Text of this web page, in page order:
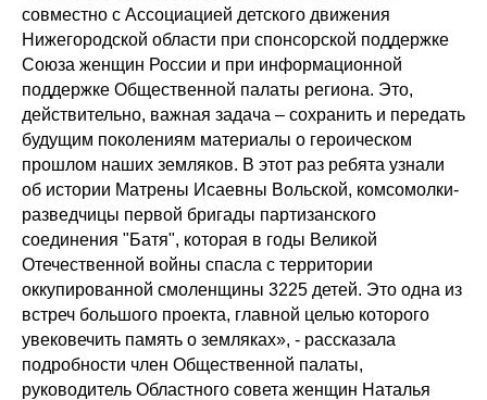
совместно с Ассоциацией детского движения
Нижегородской области при спонсорской поддержке
Союза женщин России и при информационной
поддержке Общественной палаты региона. Это,
действительно, важная задача – сохранить и передать
будущим поколениям материалы о героическом
прошлом наших земляков. В этот раз ребята узнали
об истории Матрены Исаевны Вольской, комсомолки-
разведчицы первой бригады партизанского
соединения "Батя", которая в годы Великой
Отечественной войны спасла с территории
оккупированной смоленщины 3225 детей. Это одна из
встреч большого проекта, главной целью которого
увековечить память о земляках», - рассказала
подробности член Общественной палаты,
руководитель Областного совета женщин Наталья